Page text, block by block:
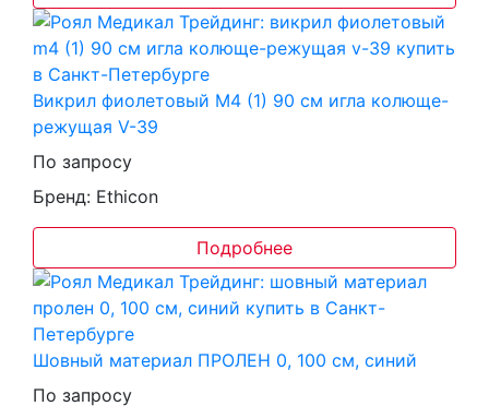
Викрил фиолетовый M4 (1) 90 см игла колюще-
режущая V-39
По запросу
Бренд: Ethicon
Подробнее
Шовный материал ПРОЛЕН 0, 100 см, синий
По запросу